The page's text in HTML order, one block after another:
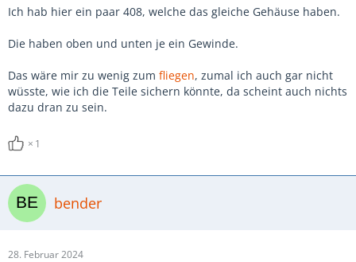
Ich hab hier ein paar 408, welche das gleiche Gehäuse haben.
Die haben oben und unten je ein Gewinde.
Das wäre mir zu wenig zum fliegen, zumal ich auch gar nicht
wüsste, wie ich die Teile sichern könnte, da scheint auch nichts
dazu dran zu sein.
1
bender
28. Februar 2024